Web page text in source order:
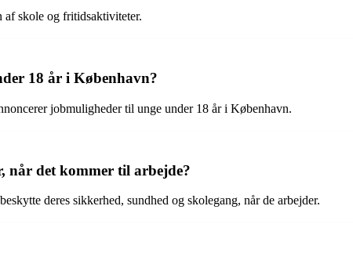
af skole og fritidsaktiviteter.
18 år i København?
jobmuligheder til unge under 18 år i København.
når det kommer til arbejde?
deres sikkerhed, sundhed og skolegang, når de arbejder.